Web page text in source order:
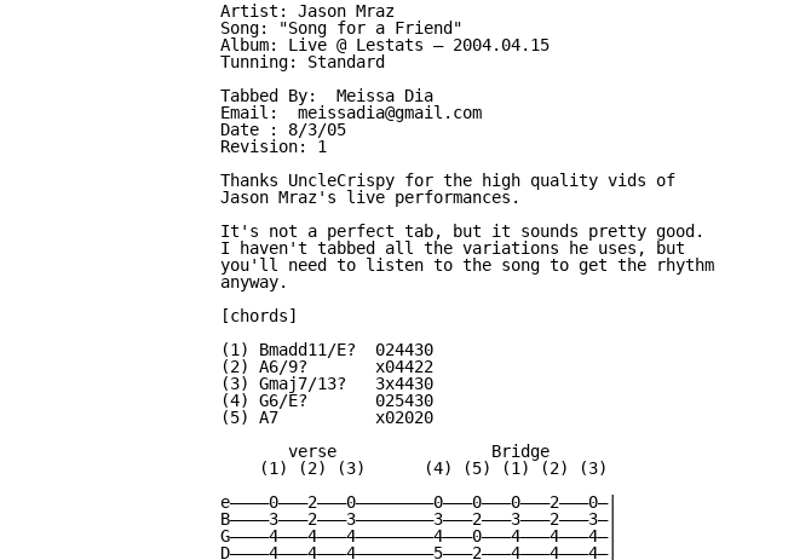
Artist: Jason Mraz
Song: "Song for a Friend"
Album: Live @ Lestats — 2004.04.15
Tunning: Standard
Tabbed By:  Meissa Dia
Email:  meissadia@gmail.com
Date : 8/3/05
Revision: 1
Thanks UncleCrispy for the high quality vids of
Jason Mraz's live performances.
It's not a perfect tab, but it sounds pretty good.
I haven't tabbed all the variations he uses, but
you'll need to listen to the song to get the rhythm
anyway.
[chords]
(1) Bmadd11/E?  024430
(2) A6/9?       x04422
(3) Gmaj7/13?   3x4430
(4) G6/E?       025430
(5) A7          x02020
       verse                Bridge
    (1) (2) (3)      (4) (5) (1) (2) (3)
e————0———2———0————————0———0———0———2———0—|
B————3———2———3————————3———2———3———2———3—|
G————4———4———4————————4———0———4———4———4—|
D————4———4———4————————5———2———4———4———4—|